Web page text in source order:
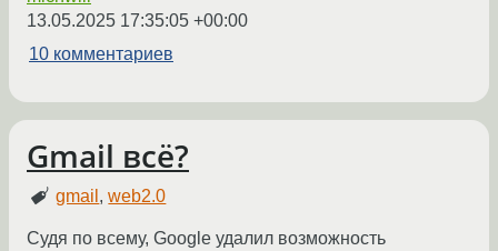
13.05.2025 17:35:05 +00:00
10 комментариев
Gmail всё?
gmail ,web2.0
Судя по всему, Google удалил возможность